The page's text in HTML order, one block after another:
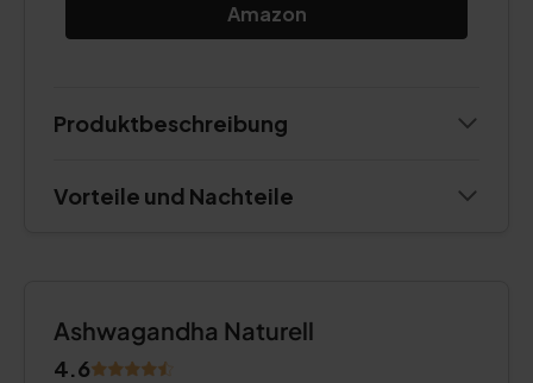
Amazon
Produktbeschreibung
Vorteile und Nachteile
Ashwagandha Naturell
4.6